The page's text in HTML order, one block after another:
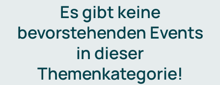
Es gibt keine
bevorstehenden Events
in dieser
Themenkategorie!